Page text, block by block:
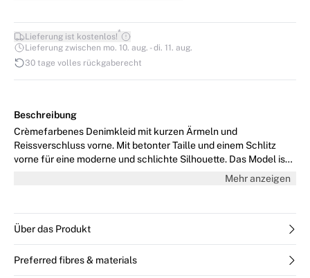
Lieferung ist kostenlos!*
Lieferung zwischen mo. 10. aug. - di. 11. aug.
30 tage volles rückgaberecht
Beschreibung
Crèmefarbenes Denimkleid mit kurzen Ärmeln und
Reissverschluss vorne. Mit betonter Taille und einem Schlitz
vorne für eine moderne und schlichte Silhouette. Das Model ist
Mehr anzeigen
Über das Produkt
Preferred fibres & materials